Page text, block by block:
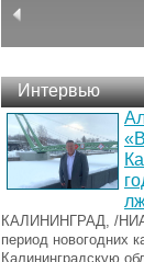
Интервью
КАЛИНИНГРАД, /
период новогодних
Калининградскую